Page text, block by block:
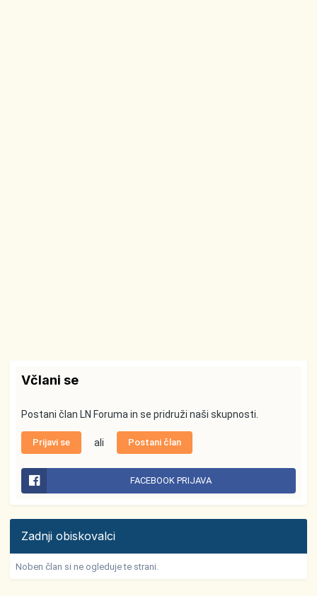
Včlani se
Postani član LN Foruma in se pridruži naši skupnosti.
Prijavi se ali Postani član
FACEBOOK PRIJAVA
Zadnji obiskovalci
Noben član si ne ogleduje te strani.